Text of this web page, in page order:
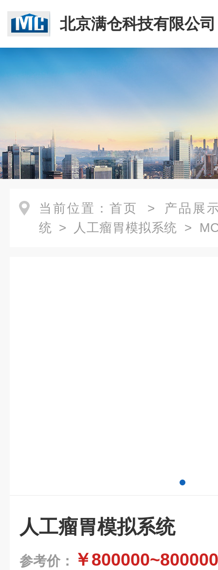
北京满仓科技有限公司
当前位置： 首页 > 产品展
统 > 人工瘤胃模拟系统 >
人工瘤胃模拟系统
参考价： ￥800000~800000